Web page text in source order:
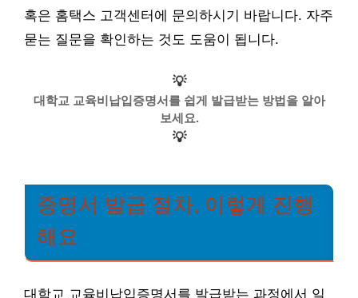
혹은 홈택스 고객센터에 문의하시기 바랍니다. 자주
묻는 질문을 확인하는 것도 도움이 됩니다.
💡
대학교 교육비납입증명서를 쉽게 발급받는 방법을 알아
보세요.
💡
증명서 발급 절차, 이렇게 진행
해요
대학교 교육비납입증명서를 발급받는 과정에서 일